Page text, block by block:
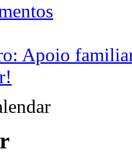
Apoio